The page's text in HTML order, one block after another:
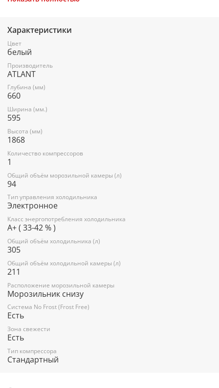
Общий объем/ Полезный объем:
Холодильника (л): 343/305
Холодильной камеры (вкл. зону свежести) (л): -/211
Зона свежести: -/21 л
Тип управления: электронный
Класс энергопотребления: A+
Климатический класс: SN-ST (от +10°С до +38°С)
Количество компрессоров: 1
Годовое потребление энергии: 289 кВтч
Цвет: белый
Холодильное отделение:
Общее количество полок из стекла: 2
Количество барьеров на двери: 3
Барьер (емкость) двери: 1
Температура хранения свежих продуктов: до +8 °C
Средняя температура хранения свежих продуктов: +4 °C
Характеристики
Цвет
белый
Производитель
ATLANT
Глубина (мм)
660
Ширина (мм.)
595
Высота (мм)
1868
Количество компрессоров
1
Общий объём морозильной камеры (л)
94
Тип управления холодильника
Электронное
Класс энергопотребления холодильника
A+ ( 33-42 % )
Общий объём холодильника (л)
305
Общий объём холодильной камеры (л)
211
Расположение морозильной камеры
Морозильник снизу
Система No Frost (Frost Free)
Есть
Зона свежести
Есть
Тип компрессора
Стандартный